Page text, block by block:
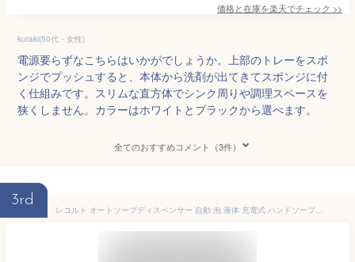
価格と在庫を楽天でチェック >>
kuraki(50代・女性)
電源要らずなこちらはいかがでしょうか。上部のトレーをスポ
ンジでプッシュすると、本体から洗剤が出てきてスポンジに付
く仕組みです。スリムな直方体でシンク周りや調理スペースを
狭くしません。カラーはホワイトとブラックから選べます。
全てのおすすめコメント（3件）
3rd
レコルト オートソープディスペンサー 自動 泡 液体 充電式 ハンドソープ 洗剤 洗面所 キッチン 手洗い コンパクト おしゃれ かわいい シンプル ソープディスペンサー USB充電 食器用洗剤【ポイント10倍 送料無料】［ recolte 充電式オートディスペンサー 泡用／液体用 ］